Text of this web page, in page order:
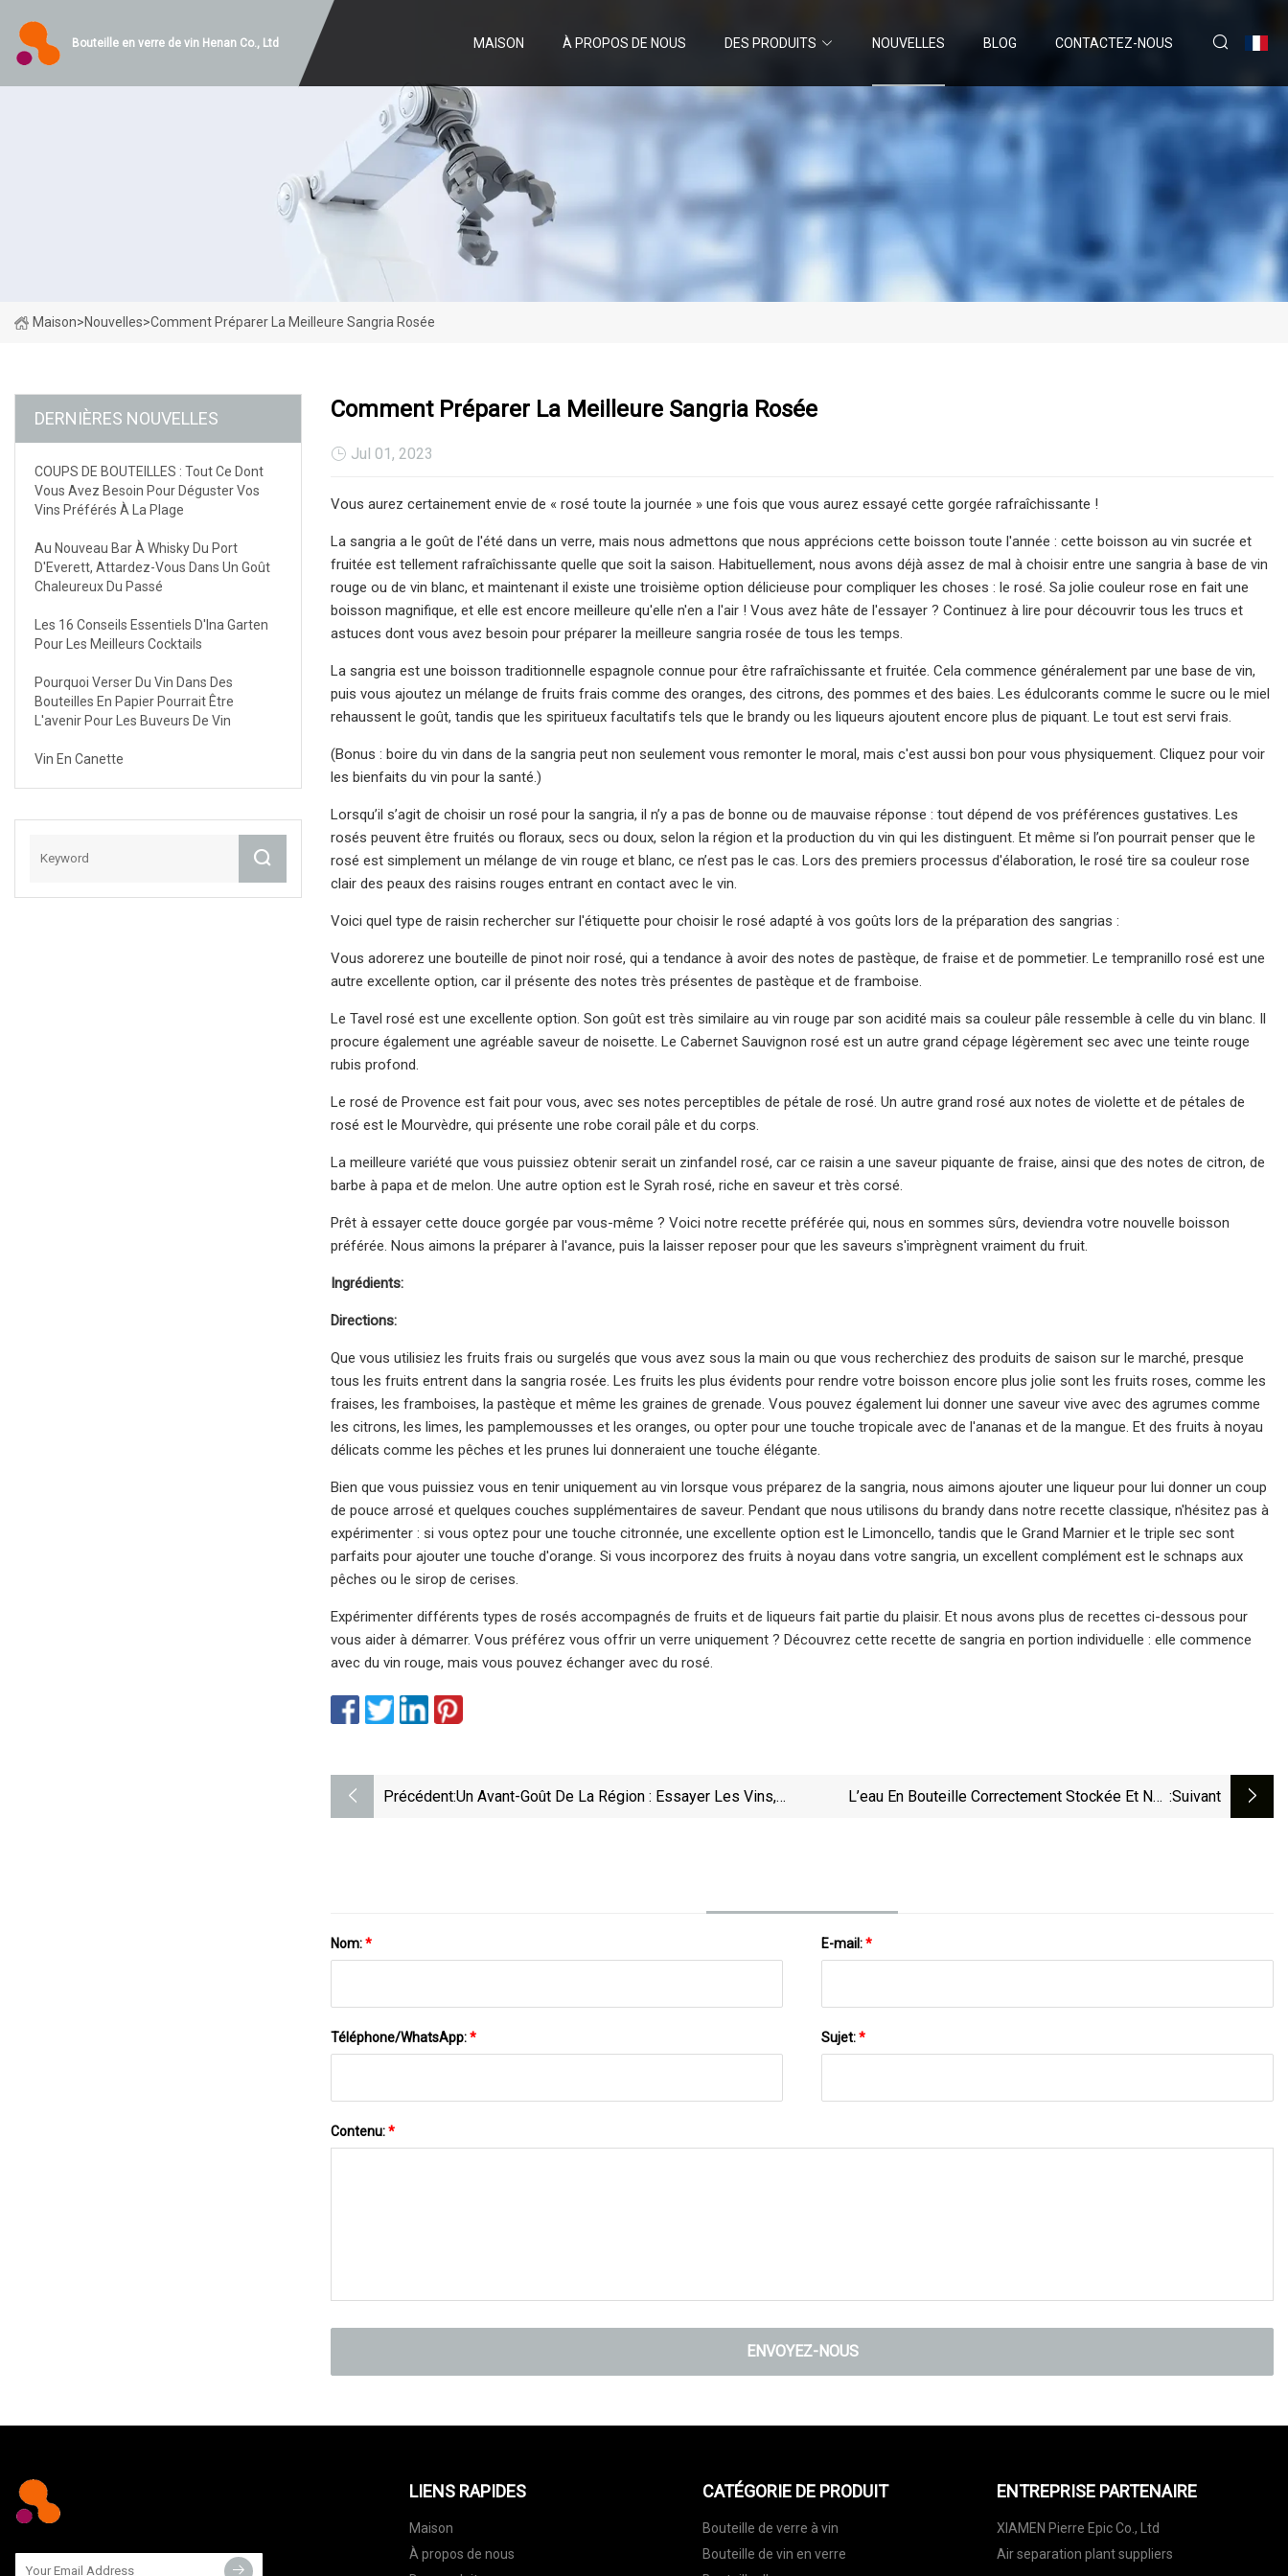
Bouteille en verre de vin Henan Co., Ltd MAISON À PROPOS DE NOUS DES PRODUITS NOUVELLES BLOG CONTACTEZ-NOUS
Maison>Nouvelles>Comment Préparer La Meilleure Sangria Rosée
DERNIÈRES NOUVELLES
COUPS DE BOUTEILLES : Tout Ce Dont
Vous Avez Besoin Pour Déguster Vos
Vins Préférés À La Plage
Au Nouveau Bar À Whisky Du Port
D'Everett, Attardez-Vous Dans Un Goût
Chaleureux Du Passé
Les 16 Conseils Essentiels D'Ina Garten
Pour Les Meilleurs Cocktails
Pourquoi Verser Du Vin Dans Des
Bouteilles En Papier Pourrait Être
L'avenir Pour Les Buveurs De Vin
Vin En Canette
Comment Préparer La Meilleure Sangria Rosée
Jul 01, 2023
Vous aurez certainement envie de « rosé toute la journée » une fois que vous aurez essayé cette gorgée rafraîchissante !
La sangria a le goût de l'été dans un verre, mais nous admettons que nous apprécions cette boisson toute l'année : cette boisson au vin sucrée et
fruitée est tellement rafraîchissante quelle que soit la saison. Habituellement, nous avons déjà assez de mal à choisir entre une sangria à base de vin
rouge ou de vin blanc, et maintenant il existe une troisième option délicieuse pour compliquer les choses : le rosé. Sa jolie couleur rose en fait une
boisson magnifique, et elle est encore meilleure qu'elle n'en a l'air ! Vous avez hâte de l'essayer ? Continuez à lire pour découvrir tous les trucs et
astuces dont vous avez besoin pour préparer la meilleure sangria rosée de tous les temps.
La sangria est une boisson traditionnelle espagnole connue pour être rafraîchissante et fruitée. Cela commence généralement par une base de vin,
puis vous ajoutez un mélange de fruits frais comme des oranges, des citrons, des pommes et des baies. Les édulcorants comme le sucre ou le miel
rehaussent le goût, tandis que les spiritueux facultatifs tels que le brandy ou les liqueurs ajoutent encore plus de piquant. Le tout est servi frais.
(Bonus : boire du vin dans de la sangria peut non seulement vous remonter le moral, mais c'est aussi bon pour vous physiquement. Cliquez pour voir
les bienfaits du vin pour la santé.)
Lorsqu’il s’agit de choisir un rosé pour la sangria, il n’y a pas de bonne ou de mauvaise réponse : tout dépend de vos préférences gustatives. Les
rosés peuvent être fruités ou floraux, secs ou doux, selon la région et la production du vin qui les distinguent. Et même si l’on pourrait penser que le
rosé est simplement un mélange de vin rouge et blanc, ce n’est pas le cas. Lors des premiers processus d'élaboration, le rosé tire sa couleur rose
clair des peaux des raisins rouges entrant en contact avec le vin.
Voici quel type de raisin rechercher sur l'étiquette pour choisir le rosé adapté à vos goûts lors de la préparation des sangrias :
Vous adorerez une bouteille de pinot noir rosé, qui a tendance à avoir des notes de pastèque, de fraise et de pommetier. Le tempranillo rosé est une
autre excellente option, car il présente des notes très présentes de pastèque et de framboise.
Le Tavel rosé est une excellente option. Son goût est très similaire au vin rouge par son acidité mais sa couleur pâle ressemble à celle du vin blanc. Il
procure également une agréable saveur de noisette. Le Cabernet Sauvignon rosé est un autre grand cépage légèrement sec avec une teinte rouge
rubis profond.
Le rosé de Provence est fait pour vous, avec ses notes perceptibles de pétale de rosé. Un autre grand rosé aux notes de violette et de pétales de
rosé est le Mourvèdre, qui présente une robe corail pâle et du corps.
La meilleure variété que vous puissiez obtenir serait un zinfandel rosé, car ce raisin a une saveur piquante de fraise, ainsi que des notes de citron, de
barbe à papa et de melon. Une autre option est le Syrah rosé, riche en saveur et très corsé.
Prêt à essayer cette douce gorgée par vous-même ? Voici notre recette préférée qui, nous en sommes sûrs, deviendra votre nouvelle boisson
préférée. Nous aimons la préparer à l'avance, puis la laisser reposer pour que les saveurs s'imprègnent vraiment du fruit.
Ingrédients:
Directions:
Que vous utilisiez les fruits frais ou surgelés que vous avez sous la main ou que vous recherchiez des produits de saison sur le marché, presque
tous les fruits entrent dans la sangria rosée. Les fruits les plus évidents pour rendre votre boisson encore plus jolie sont les fruits roses, comme les
fraises, les framboises, la pastèque et même les graines de grenade. Vous pouvez également lui donner une saveur vive avec des agrumes comme
les citrons, les limes, les pamplemousses et les oranges, ou opter pour une touche tropicale avec de l'ananas et de la mangue. Et des fruits à noyau
délicats comme les pêches et les prunes lui donneraient une touche élégante.
Bien que vous puissiez vous en tenir uniquement au vin lorsque vous préparez de la sangria, nous aimons ajouter une liqueur pour lui donner un coup
de pouce arrosé et quelques couches supplémentaires de saveur. Pendant que nous utilisons du brandy dans notre recette classique, n'hésitez pas à
expérimenter : si vous optez pour une touche citronnée, une excellente option est le Limoncello, tandis que le Grand Marnier et le triple sec sont
parfaits pour ajouter une touche d'orange. Si vous incorporez des fruits à noyau dans votre sangria, un excellent complément est le schnaps aux
pêches ou le sirop de cerises.
Expérimenter différents types de rosés accompagnés de fruits et de liqueurs fait partie du plaisir. Et nous avons plus de recettes ci-dessous pour
vous aider à démarrer. Vous préférez vous offrir un verre uniquement ? Découvrez cette recette de sangria en portion individuelle : elle commence
avec du vin rouge, mais vous pouvez échanger avec du rosé.
Précédent:Un Avant-Goût De La Région : Essayer Les Vins,
L’eau En Bouteille Correctement Stockée Et Non :suivant
Nom:* E-mail:*
Téléphone/WhatsApp:* Sujet:*
Contenu:*
ENVOYEZ-NOUS
LIENS RAPIDES
Maison
À propos de nous
CATÉGORIE DE PRODUIT
Bouteille de verre à vin
Bouteille de vin en verre
ENTREPRISE PARTENAIRE
XIAMEN Pierre Epic Co., Ltd
Air separation plant suppliers